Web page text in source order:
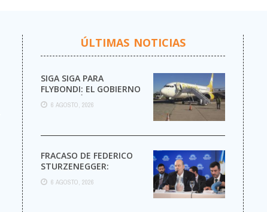
ÚLTIMAS NOTICIAS
SIGA SIGA PARA
FLYBONDI: EL GOBIERNO
AUTORIZÓ LA VENTA DE
MÁS PASAJES
6 AGOSTO, 2026
FRACASO DE FEDERICO
STURZENEGGER:
6 AGOSTO, 2026